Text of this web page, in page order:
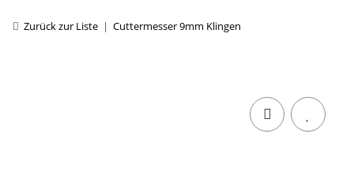
Zurück zur Liste Cuttermesser 9mm Klingen